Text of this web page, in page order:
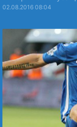
02.08.2016 08:04